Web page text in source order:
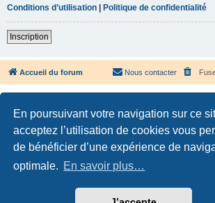
En poursuivant votre navigation sur ce
acceptez l’utilisation de cookies vous
de bénéficier d’une expérience de
optimale. En savoir plus…
Conditions d’utilisation
Politique de confidentialité
Inscription
Accueil du forum Nous contacter
Développé parphpBB® Forum Software ©
Confidentialité